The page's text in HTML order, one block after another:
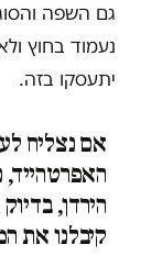
גם השפה
נעמוד בחוץ
יתעסקו בזה.
אם נצליח
הירדן,
קיבלנו את